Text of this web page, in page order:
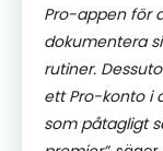
Pro-appen för
dokumentera
rutiner.
ett Pro-konto i
som påtagligt